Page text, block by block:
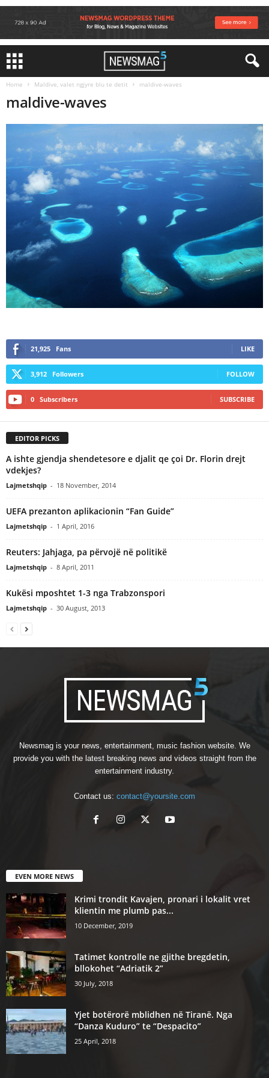
Home Maldive, valet ngjyre blu te detit maldive-waves
maldive-waves
21,925 Fans LIKE
3,912 Followers FOLLOW
0 Subscribers SUBSCRIBE
EDITOR PICKS
A ishte gjendja shendetesore e djalit qe çoi Dr. Florin drejt
vdekjes?
Lajmetshqip - 18 November, 2014
UEFA prezanton aplikacionin “Fan Guide”
Lajmetshqip - 1 April, 2016
Reuters: Jahjaga, pa përvojë në politikë
Lajmetshqip - 8 April, 2011
Kukësi mposhtet 1-3 nga Trabzonspori
Lajmetshqip - 30 August, 2013
Newsmag is your news, entertainment, music fashion website. We
provide you with the latest breaking news and videos straight from the
entertainment industry.
Contact us: contact@yoursite.com
EVEN MORE NEWS
Krimi trondit Kavajen, pronari i lokalit vret
klientin me plumb pas...
10 December, 2019
Tatimet kontrolle ne gjithe bregdetin,
bllokohet “Adriatik 2”
30 July, 2018
Yjet botërorë mblidhen në Tiranë. Nga
“Danza Kuduro” te “Despacito”
25 April, 2018